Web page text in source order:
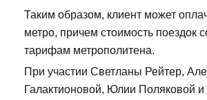
Таким образом, клиент может
метро, причем стоимость поездок
тарифам метрополитена.
При участии Светланы Рейтер,
Галактионовой, Юлии Поляковой